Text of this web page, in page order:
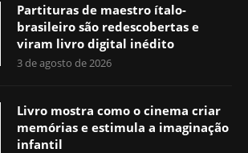
Partituras de maestro ítalo-
brasileiro são redescobertas e
viram livro digital inédito
3 de agosto de 2026
Livro mostra como o cinema criar
memórias e estimula a imaginação
infantil